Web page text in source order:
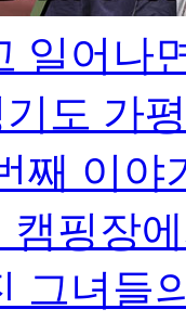
일어나
기도 가
째 이
핑장
그녀들